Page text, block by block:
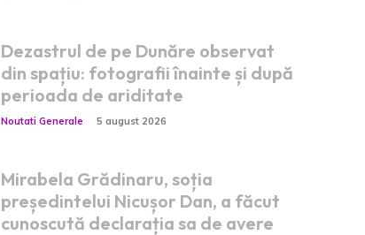
Dezastrul de pe Dunăre observat
din spațiu: fotografii înainte și după
perioada de ariditate
Noutati Generale 5 august 2026
Mirabela Grădinaru, soția
președintelui Nicușor Dan, a făcut
cunoscută declarația sa de avere